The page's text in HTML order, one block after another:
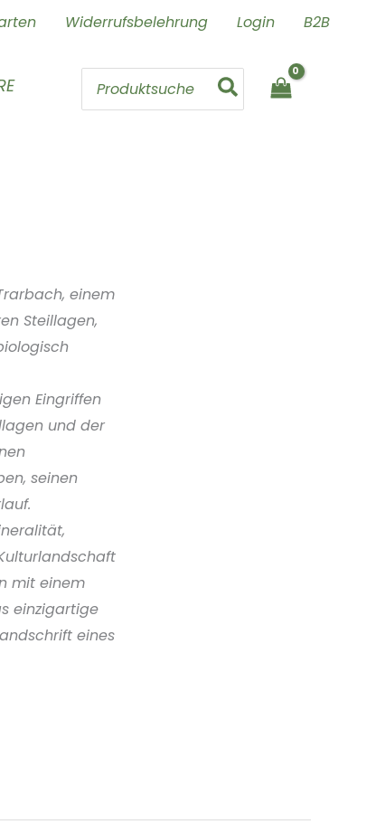
Widerrufsbelehrung Login B2B
Search
einem
Steillagen,
Eingriffen
und der
seinen
mit einem
einzigartige
eines